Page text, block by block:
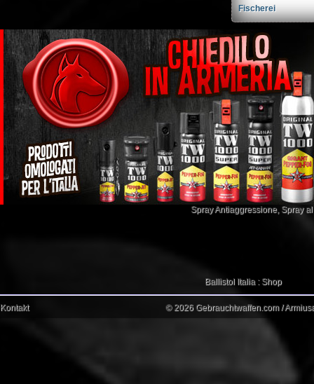
Fischerei
Spray Antiaggressione, Spray
Ballistol Italia : Shop
Kontakt © 2026 Gebrauchtwaffen.com /